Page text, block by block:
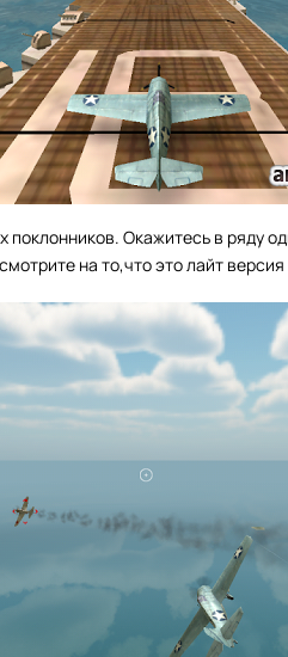
поклонников. Окажитесь в ряду
на то,что это лайт